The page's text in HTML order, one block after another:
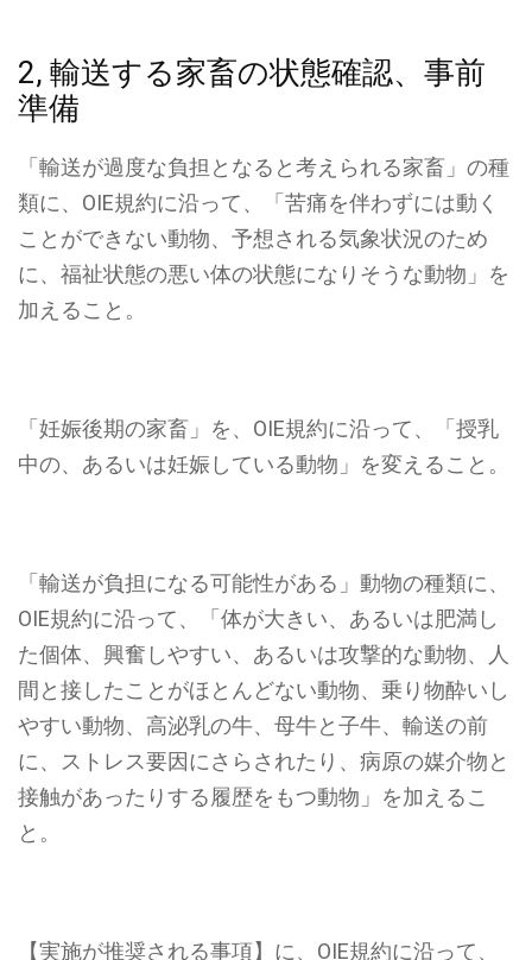
2, 輸送する家畜の状態確認、事前
準備
「輸送が過度な負担となると考えられる家畜」の種
類に、OIE規約に沿って、「苦痛を伴わずには動く
ことができない動物、予想される気象状況のため
に、福祉状態の悪い体の状態になりそうな動物」を
加えること。
「妊娠後期の家畜」を、OIE規約に沿って、「授乳
中の、あるいは妊娠している動物」を変えること。
「輸送が負担になる可能性がある」動物の種類に、
OIE規約に沿って、「体が大きい、あるいは肥満し
た個体、興奮しやすい、あるいは攻撃的な動物、人
間と接したことがほとんどない動物、乗り物酔いし
やすい動物、高泌乳の牛、母牛と子牛、輸送の前
に、ストレス要因にさらされたり、病原の媒介物と
接触があったりする履歴をもつ動物」を加えるこ
と。
【実施が推奨される事項】に、OIE規約に沿って、